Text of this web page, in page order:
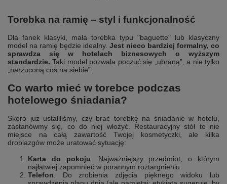
Torebka na ramię – styl i funkcjonalność
Dla fanek klasyki, mała torebka typu "baguette" lub klasyczny
model na ramię będzie idealny. Jest nieco bardziej formalny, co
sprawdza się w hotelach biznesowych o wyższym
standardzie. Taki model pozwala poczuć się „ubraną”, a nie tylko
„narzuconą coś na siebie”.
Co warto mieć w torebce podczas
hotelowego śniadania?
Skoro już ustaliliśmy, czy brać torebkę na śniadanie w hotelu,
zastanówmy się, co do niej włożyć. Restauracyjny stół to nie
miejsce na całą zawartość Twojej kosmetyczki, ale kilka
drobiazgów może uratować sytuację:
Karta do pokoju . Najważniejszy przedmiot, o którym
najłatwiej zapomnieć w porannym roztargnieniu.
Telefon . Do zrobienia zdjęcia pięknego widoku lub